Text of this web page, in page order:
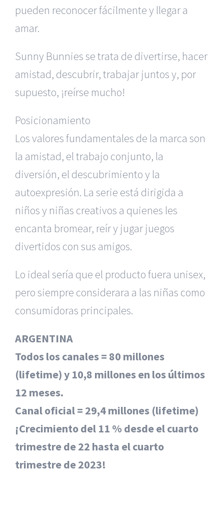
pueden reconocer fácilmente y llegar a
amar.
Sunny Bunnies se trata de divertirse, hacer
amistad, descubrir, trabajar juntos y, por
supuesto, ¡reírse mucho!
Posicionamiento
Los valores fundamentales de la marca son
la amistad, el trabajo conjunto, la
diversión, el descubrimiento y la
autoexpresión. La serie está dirigida a
niños y niñas creativos a quienes les
encanta bromear, reír y jugar juegos
divertidos con sus amigos.
Lo ideal sería que el producto fuera unisex,
pero siempre considerara a las niñas como
consumidoras principales.
ARGENTINA
Todos los canales = 80 millones
(lifetime) y 10,8 millones en los últimos
12 meses.
Canal oficial = 29,4 millones (lifetime)
¡Crecimiento del 11 % desde el cuarto
trimestre de 22 hasta el cuarto
trimestre de 2023!